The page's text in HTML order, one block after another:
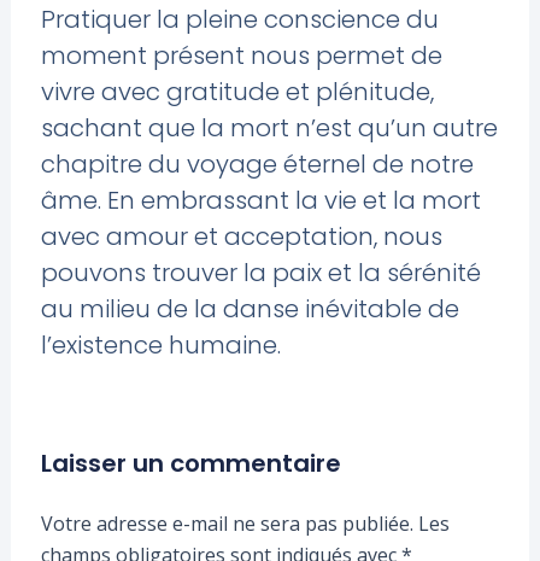
Pratiquer la pleine conscience du
moment présent nous permet de
vivre avec gratitude et plénitude,
sachant que la mort n’est qu’un autre
chapitre du voyage éternel de notre
âme. En embrassant la vie et la mort
avec amour et acceptation, nous
pouvons trouver la paix et la sérénité
au milieu de la danse inévitable de
l’existence humaine.
Laisser un commentaire
Votre adresse e-mail ne sera pas publiée. Les
champs obligatoires sont indiqués avec*